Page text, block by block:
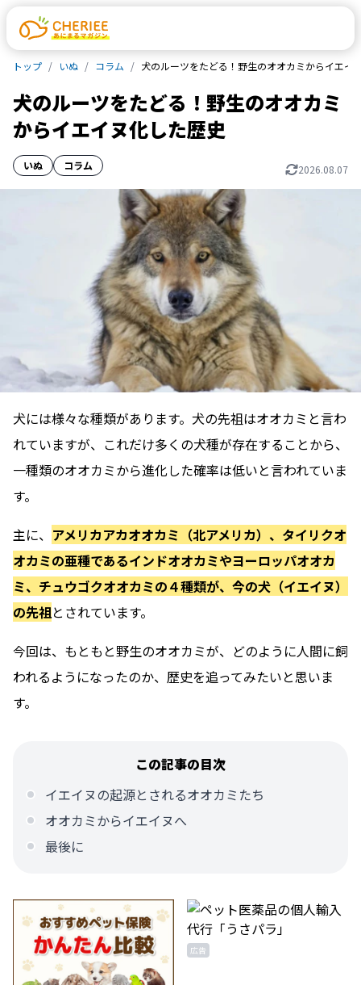
トップ いぬ コラム 犬のルーツをたどる！野生のオオカミからイエイ
犬のルーツをたどる！野生のオオカミ
からイエイヌ化した歴史
いぬ コラム 2026.08.07
犬には様々な種類があります。犬の先祖はオオカミと言わ
れていますが、これだけ多くの犬種が存在することから、
一種類のオオカミから進化した確率は低いと言われていま
す。
主に、 アメリカアカオオカミ（北アメリカ）、タイリクオ
オカミの亜種であるインドオオカミやヨーロッパオオカ
ミ、チュウゴクオオカミの４種類が、今の犬（イエイヌ）
の先祖とされています。
今回は、もともと野生のオオカミが、どのように人間に飼
われるようになったのか、歴史を追ってみたいと思いま
す。
この記事の目次
イエイヌの起源とされるオオカミたち
オオカミからイエイヌへ
最後に
広告